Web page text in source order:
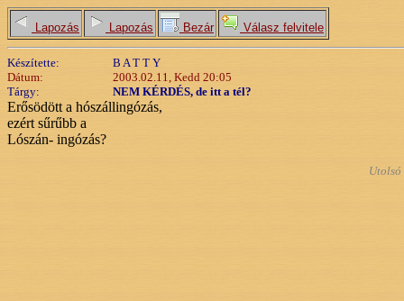
Lapozás Lapozás Bezár Válasz felvitele
Készítette:
B A T T Y
Dátum:
2003.02.11, Kedd 20:05
Tárgy:
NEM KÉRDÉS, de itt a tél?
Erősödött a hószállingózás,
ezért sűrűbb a
Lószán- ingózás?